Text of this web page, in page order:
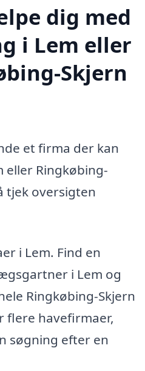
dig med
i Lem eller
Skjern
et firma der kan
eller Ringkøbing-
tjek oversigten
i Lem. Find en
i Lem og
Ringkøbing-Skjern
flere havefirmaer,
søgning efter en